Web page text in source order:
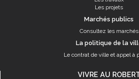
Les projets
Marchés publics
Consultez les marchés
La politique de la
Le contrat de ville et appel à
VIVRE AU